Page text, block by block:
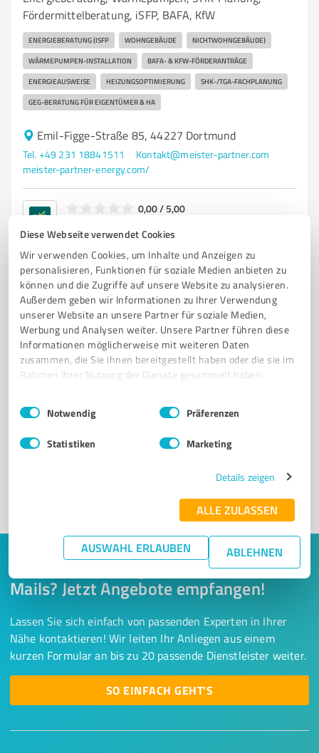
Diese Webseite verwendet Cookies
Wir verwenden Cookies, um Inhalte und Anzeigen zu
personalisieren, Funktionen für soziale Medien anbieten zu
können und die Zugriffe auf unsere Website zu analysieren.
Außerdem geben wir Informationen zu Ihrer Verwendung
unserer Website an unsere Partner für soziale Medien,
Werbung und Analysen weiter. Unsere Partner führen diese
Informationen möglicherweise mit weiteren Daten
zusammen, die Sie ihnen bereitgestellt haben oder die sie im
Rahmen Ihrer Nutzung der Dienste gesammelt haben.
Impressum Datenschutzbestimmungen
Einwilligungsauswahl
Notwendig Präferenzen
Statistiken Marketing
Details zeigen
ALLE ZULASSEN
AUSWAHL ERLAUBEN ABLEHNEN
Fördermittelberatung, iSFP, BAFA, KfW
ENERGIEBERATUNG (ISFP WOHNGEBÄUDE NICHTWOHNGEBÄUDE)
WÄRMEPUMPEN-INSTALLATION BAFA- & KFW-FÖRDERANTRÄGE
ENERGIEAUSWEISE HEIZUNGSOPTIMIERUNG SHK-/TGA-FACHPLANUNG
GEG-BERATUNG FÜR EIGENTÜMER & HA
Emil-Figge-Straße 85, 44227 Dortmund
Tel. +49 231 18841511
Kontakt@meister-partner.com
meister-partner-energy.com/
0,00 / 5,00
Sie möchten auch hier gelistet werden?
Kunden empfohlener ProvenExpert!
1
Keine Zeit für lange Recherchen und E-
Mails? Jetzt Angebote empfangen!
Lassen Sie sich einfach von passenden Experten in Ihrer
Nähe kontaktieren! Wir leiten Ihr Anliegen aus einem
kurzen Formular an bis zu 20 passende Dienstleister weiter.
SO EINFACH GEHT'S